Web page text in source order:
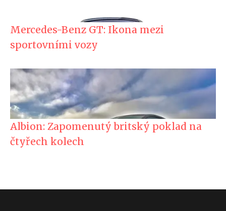
Mercedes-Benz GT: Ikona mezi
sportovními vozy
Albion: Zapomenutý britský poklad na
čtyřech kolech